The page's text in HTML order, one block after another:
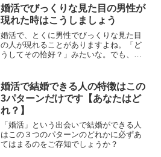
ですか？
婚活でびっくりな見た目の男性が
現れた時はこうしましょう
婚活で、とくに男性でびっくりな見た目
の人が現れることがありますよね。「ど
うしてその恰好？」みたいな。でも、そ
婚活で結婚できる人の特徴はこの
3パターンだけです【あなたはど
れ？】
「婚活」という出会いで結婚ができる人
はこの３つのパターンのどれかに必ずあ
てはまるのをご存知でしょうか？